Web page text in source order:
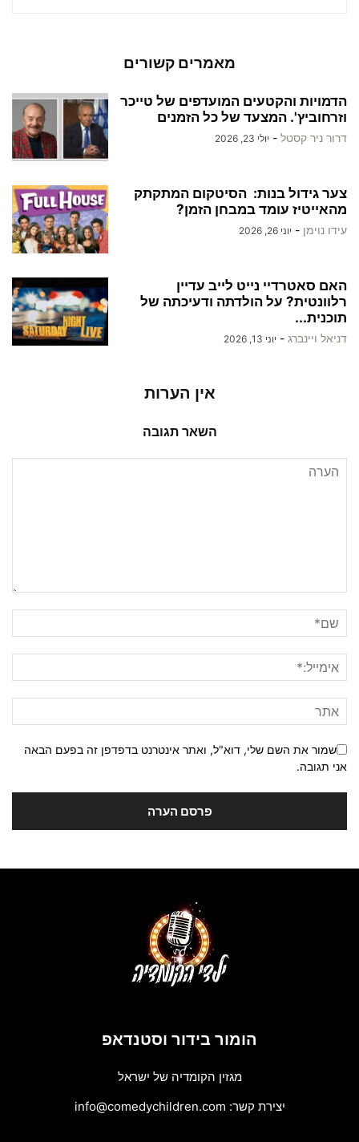
מאמרים קשורים
הדמויות והקטעים המועדפים של טייכר
וזרחוביץ'. המצעד של כל הזמנים
דרור ניר קסטל - יולי 23, 2026
צער גידול בנות: הסיטקום המתקתק
מהאייטיז עומד במבחן הזמן?
עידו נוימן - יוני 26, 2026
האם סאטרדיי נייט לייב עדיין
רלוונטית? על הולדתה ודעיכתה של
תוכנית...
דניאל ויינברג - יוני 13, 2026
אין הערות
השאר תגובה
שמור את השם שלי, דוא"ל, ואתר אינטרנט בדפדפן זה בפעם הבאה
אני תגובה.
הומור בידור וסטנדאפ
מגזין הקומדיה של ישראל
יצירת קשר: info@comedychildren.com